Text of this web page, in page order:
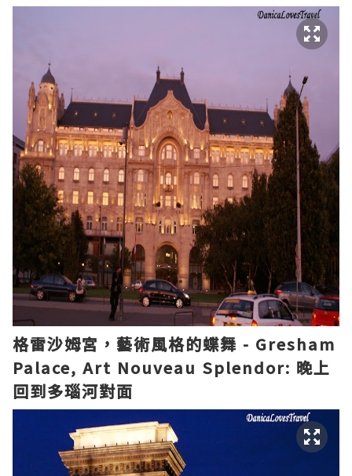
格雷沙姆宮，藝術風格的蝶舞 - Gresham
Palace, Art Nouveau Splendor: 晚上
回到多瑙河對面